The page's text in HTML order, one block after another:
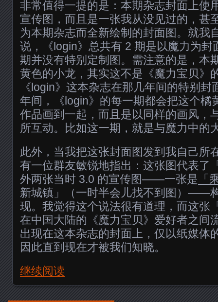
非常值得一提的是：本期杂志封面上使
宣传图，而且是一张我从没见过的，甚
为本期杂志而全新绘制的封面图。就我
说，《login》总共有 2 期是以魔力为封
期并没有特别定制图。需注意的是，本
黄色的小龙，其实这不是《魔力宝贝》
《login》这本杂志在那几年间的特别
年间，《login》的每一期都会把这个橘
作品画到一起，而且是以同样的画风，
所互动。比如这一期，就是与魔力中的
此外，当我把这张封面图发到我自己所
有一位群友敏锐地指出：这张图代表了
外两张当时 3.0 的宣传图——一张是 「
新城镇」（一时半会儿找不到图）——
现。我觉得这个说法很有道理，而这张
在中国大陆的《魔力宝贝》爱好者之间
出现在这本杂志的封面上，仅以纸媒体
因此直到现在才被我们知晓。
继续阅读